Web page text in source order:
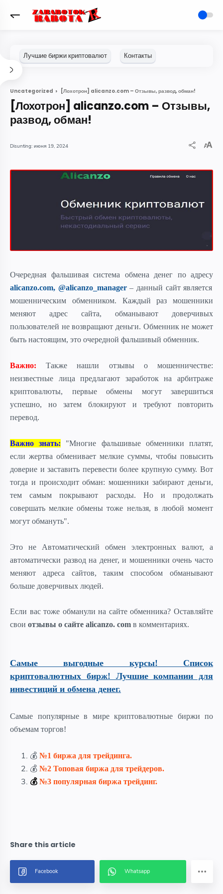
Uncategorized [Лохотрон] alicanzo.com – Отзывы, развод, обман!
[Лохотрон] alicanzo.com – Отзывы,
развод, обман!
июня 19, 2024
Очередная фальшивая система обмена денег по адресу
alicanzo.com, @alicanzo_manager – данный сайт является
мошенническим обменником. Каждый раз мошенники
меняют адрес сайта, обманывают доверчивых
пользователей не возвращают деньги. Обменник не может
быть настоящим, это очередной фальшивый обменник.
Важно: Также нашли отзывы о мошенничестве:
неизвестные лица предлагают заработок на арбитраже
криптовалюты, первые обмены могут завершиться
успешно, но затем блокируют и требуют повторить
перевод.
Важно знать: "Многие фальшивые обменники платят,
если жертва обменивает мелкие суммы, чтобы повысить
доверие и заставить перевести более крупную сумму. Вот
тогда и происходит обман: мошенники забирают деньги,
тем самым покрывают расходы. Но и продолжать
совершать мелкие обмены тоже нельзя, в любой момент
могут обмануть".
Это не Автоматический обмен электронных валют, а
автоматически развод на денег, и мошенники очень часто
меняют адреса сайтов, таким способом обманывают
больше доверчивых людей.
Если вас тоже обманули на сайте обменника? Оставляйте
свои отзывы о сайте alicanzo. com в комментариях.
Самые выгодные курсы! Список
криптовалютных бирж! Лучшие компании для
инвестиций и обмена денег.
Самые популярные в мире криптовалютные биржи по
объемам торгов!
💰 №1 биржа для трейдинга.
💰 №2 Топовая биржа для трейдеров.
💰 №3 популярная биржа трейдинг.